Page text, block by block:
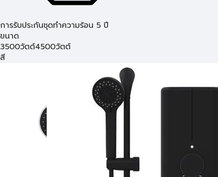
การรับประกันชุดทำความร้อน 5 ปี
ขนาด
3500วัตต์4500วัตต์
สี